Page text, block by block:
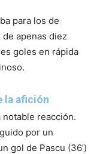
para los de
apenas diez
goles en rápida
la afición
reacción.
por un
gol de Pascu (36’)